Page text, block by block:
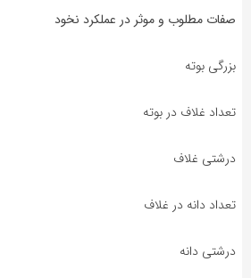
صفات مطلوب و موثر در عملکرد نخود
بزرگی بوته
تعداد غلاف در بوته
درشتی غلاف
تعداد دانه در غلاف
درشتی دانه